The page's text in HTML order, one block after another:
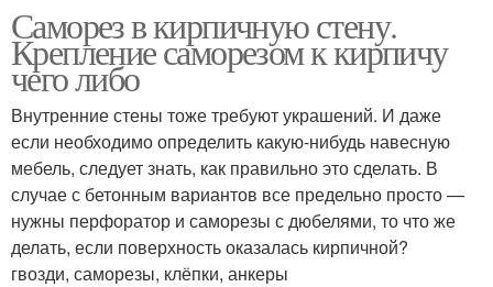
Саморез в кирпичную стену.
Крепление саморезом к кирпичу
чего либо
Внутренние стены тоже требуют украшений. И даже
если необходимо определить какую-нибудь навесную
мебель, следует знать, как правильно это сделать. В
случае с бетонным вариантов все предельно просто —
нужны перфоратор и саморезы с дюбелями, то что же
делать, если поверхность оказалась кирпичной?
гвозди, саморезы, клёпки, анкеры